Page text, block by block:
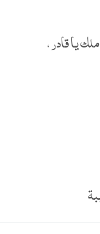
يا قادر ،